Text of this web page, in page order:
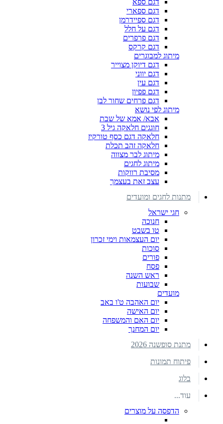
דגם ספא
דגם ספארי
דגם ספיידרמן
דגם על חלל
דגם פרפרים
דגם קרקס
מיתוג למבוגרים
דגם דיוקן מצוייר
דגם יווני
דגם עין
דגם פפיון
דגם פרחים שחור לבן
מיתוג לפי נושא
אבא/ אמא של שבת
חוגגים חלאקה גיל 3
חלאקה דגם כסף טורקיז
חלאקה זהב תכלת
מיתוג לבר מצווה
מיתוג לחגים
מסיבת רווקות
עצב זאת בעצמך
מתנות לחגים ומועדים
חגי ישראל
חנוכה
טו בשבט
יום העצמאות וימי זכרון
סוכות
פורים
פסח
ראש השנה
שבועות
מועדים
יום האהבה ט'ו באב
יום האישה
יום האם והמשפחה
יום המחנך
מתנת סופשנה 2026
פיתוח תמונות
בלוג
עוד...
הדפסה על מוצרים